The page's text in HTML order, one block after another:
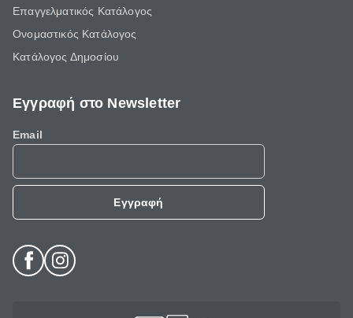
Επαγγελματικός Κατάλογος
Ονομαστικός Κατάλογος
Κατάλογος Δημοσίου
Εγγραφή στο Newsletter
Email
Εγγραφή